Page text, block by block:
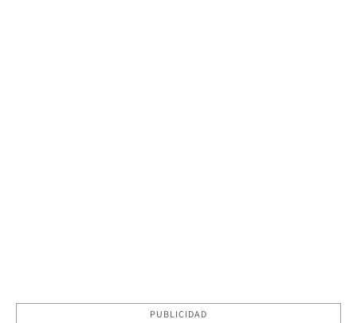
PUBLICIDAD